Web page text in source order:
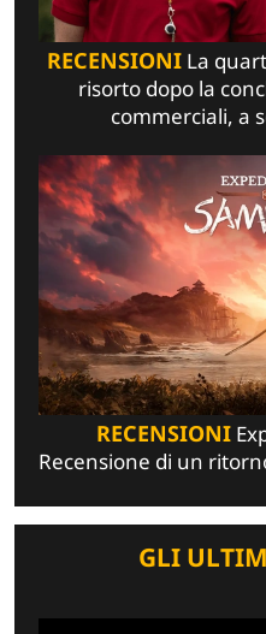
RECENSIONI La
risorto dopo la
commerciali, a
RECENSIONI
Recensione di un
GLI